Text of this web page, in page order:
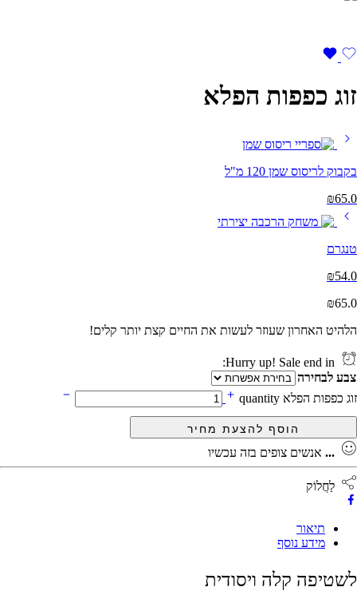
זוג כפפות הפלא
בקבוק לריסוס שמן 120 מ"ל
₪65.0
טנגרם
₪54.0
₪65.0
הלהיט האחרון שעוזר לעשות את החיים קצת יותר קלים!
צבע לבחירה
זוג כפפות הפלא quantity
... אנשים צופים בזה עכשיו
לַחֲלוֹק
תיאור
מידע נוסף
לשטיפה קלה ויסודית